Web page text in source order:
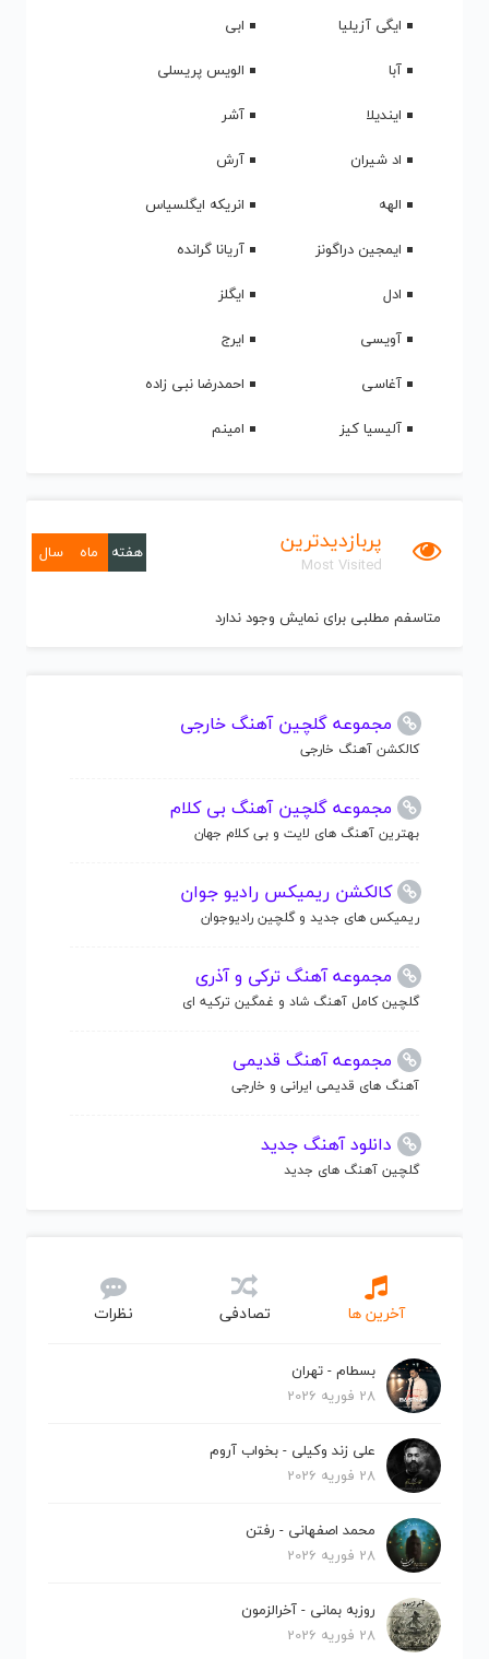
ایگی آزیلیا
ابی
آبا
الویس پریسلی
ایندیلا
آشر
اد شیران
آرش
الهه
انریکه ایگلسیاس
ایمجین دراگونز
آریانا گرانده
ادل
ایگلز
آویسی
ایرج
آغاسی
احمدرضا نبی زاده
آلیسیا کیز
امینم
پربازدیدترین
Most Visited
هفته ماه سال
متاسفم مطلبی برای نمایش وجود ندارد
مجموعه گلچین آهنگ خارجی
کالکشن آهنگ خارجی
مجموعه گلچین آهنگ بی کلام
بهترین آهنگ های لایت و بی کلام جهان
کالکشن ریمیکس رادیو جوان
ریمیکس های جدید و گلچین رادیوجوان
مجموعه آهنگ ترکی و آذری
گلچین کامل آهنگ شاد و غمگین ترکیه ای
مجموعه آهنگ قدیمی
آهنگ های قدیمی ایرانی و خارجی
دانلود آهنگ جدید
گلچین آهنگ های جدید
آخرین ها تصادفی نظرات
بسطام - تهران
28 فوریه 2026
علی زند وکیلی - بخواب آروم
28 فوریه 2026
محمد اصفهانی - رفتن
28 فوریه 2026
روزبه بمانی - آخرالزمون
28 فوریه 2026